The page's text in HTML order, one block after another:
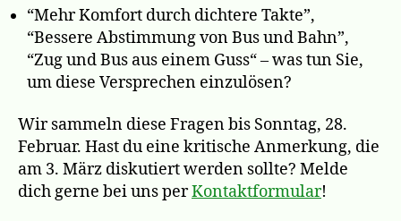
“Mehr Komfort durch dichtere Takte”,
“Bessere Abstimmung von Bus und Bahn”,
“Zug und Bus aus einem Guss“ – was tun Sie,
um diese Versprechen einzulösen?
Wir sammeln diese Fragen bis Sonntag, 28.
Februar. Hast du eine kritische Anmerkung, die
am 3. März diskutiert werden sollte? Melde
dich gerne bei uns perKontaktformular!